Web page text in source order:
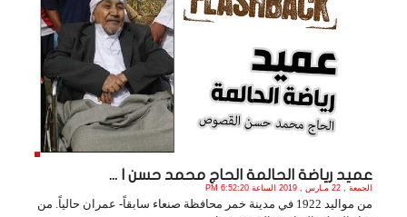
عميد رياضة الحالمة الحاج محمد حسن ا ...
الجمعة , 22 مـارس , 2019 الساعة 6:52:20 PM
من مواليد 1922 في مدينة خمر محافظة صنعاء سابقاً- عمران حالياً. من